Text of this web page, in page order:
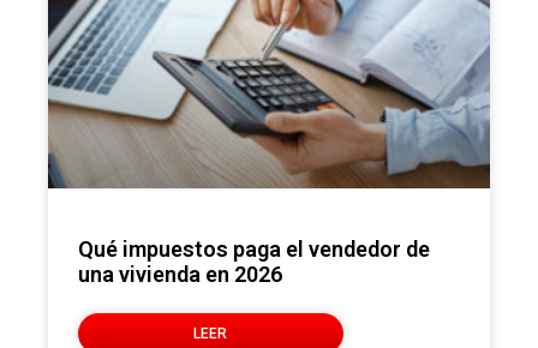
Qué impuestos paga el vendedor de
una vivienda en 2026
LEER